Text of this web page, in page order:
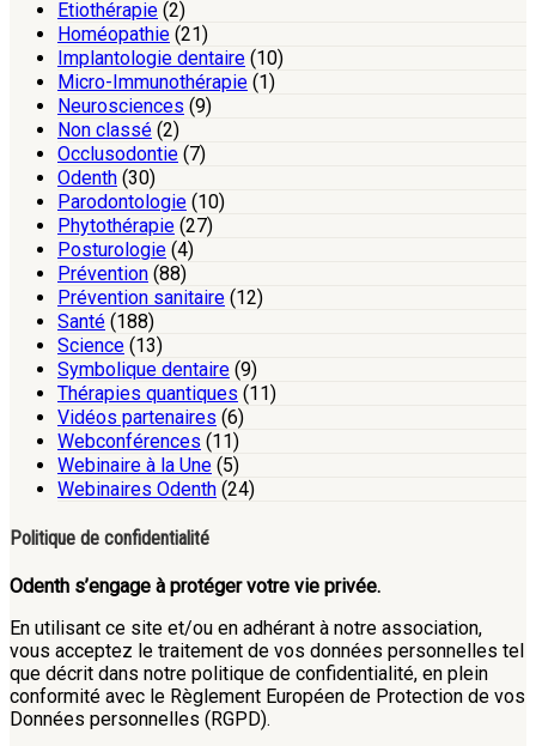
Etiothérapie (2)
Homéopathie (21)
Implantologie dentaire (10)
Micro-Immunothérapie (1)
Neurosciences (9)
Non classé (2)
Occlusodontie (7)
Odenth (30)
Parodontologie (10)
Phytothérapie (27)
Posturologie (4)
Prévention (88)
Prévention sanitaire (12)
Santé (188)
Science (13)
Symbolique dentaire (9)
Thérapies quantiques (11)
Vidéos partenaires (6)
Webconférences (11)
Webinaire à la Une (5)
Webinaires Odenth (24)
Politique de confidentialité
Odenth s’engage à protéger votre vie privée.
En utilisant ce site et/ou en adhérant à notre association,
vous acceptez le traitement de vos données personnelles tel
que décrit dans notre politique de confidentialité, en plein
conformité avec le Règlement Européen de Protection de vos
Données personnelles (RGPD).